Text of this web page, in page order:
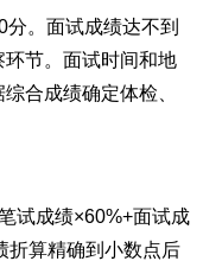
。面试成绩达不到
节。面试时间和地
合成绩确定体检、
试成绩×60%+面试成
折算精确到小数点后